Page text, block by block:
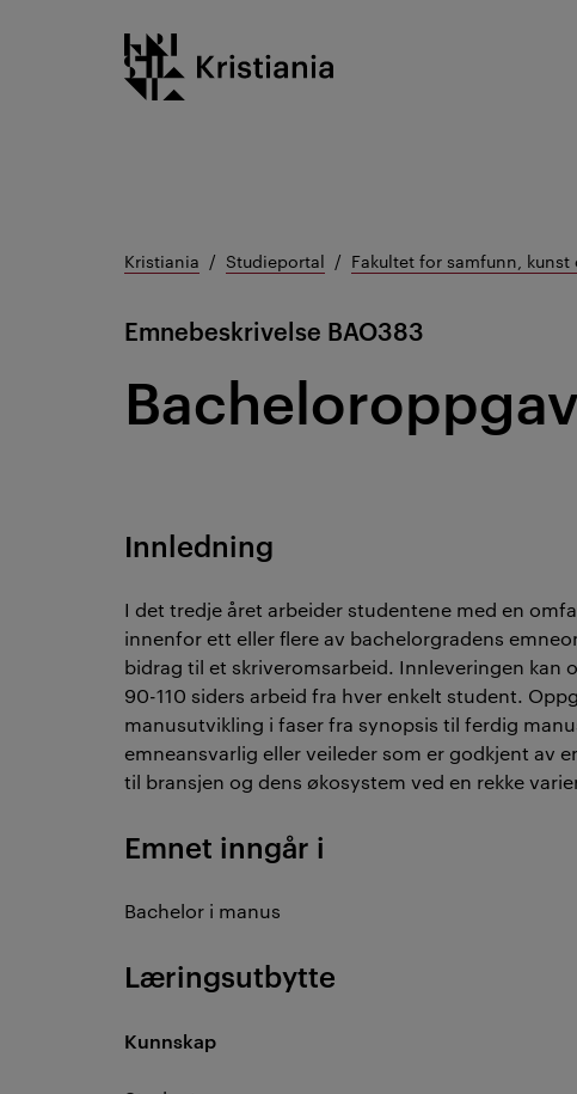
Kristiania logo
Kristiania Studieportal Fakultet for samfunn,
Emnebeskrivelse BAO383
Innledning
I det tredje året arbeider studentene med en
innenfor ett eller flere av bachelorgradens
bidrag til et skriveromsarbeid. Innleveringen
90-110 siders arbeid fra hver enkelt student.
manusutvikling i faser fra synopsis til ferdig
emneansvarlig eller veileder som er godkjent av
til bransjen og dens økosystem ved en rekke
Emnet inngår i
Bachelor i manus
Læringsutbytte
Kunnskap